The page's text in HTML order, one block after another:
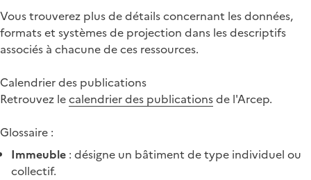
Vous trouverez plus de détails concernant les données,
formats et systèmes de projection dans les descriptifs
associés à chacune de ces ressources.
Calendrier des publications
Retrouvez lecalendrier des publicationsde l'Arcep.
Glossaire :
Immeuble : désigne un bâtiment de type individuel ou
collectif.